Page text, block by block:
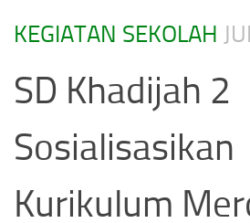
KEGIATAN SEKOLAH
SD Khadijah 2
Sosialisasikan
Kurikulum